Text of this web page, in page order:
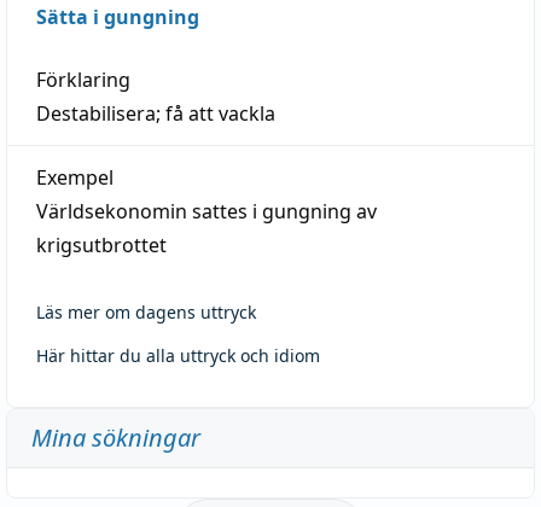
Sätta i gungning
Förklaring
Destabilisera; få att vackla
Exempel
Världsekonomin sattes i gungning av
krigsutbrottet
Läs mer om dagens uttryck
Här hittar du alla uttryck och idiom
Mina sökningar